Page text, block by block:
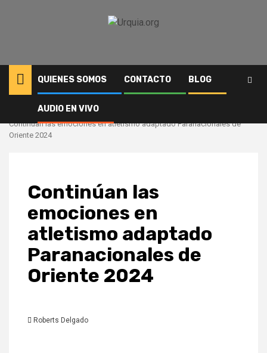
QUIENES SOMOS CONTACTO BLOG
AUDIO EN VIVO
Deportes
Continúan las emociones en atletismo adaptado Paranacionales de
Oriente 2024
Continúan las
emociones en
atletismo adaptado
Paranacionales de
Oriente 2024
Roberts Delgado